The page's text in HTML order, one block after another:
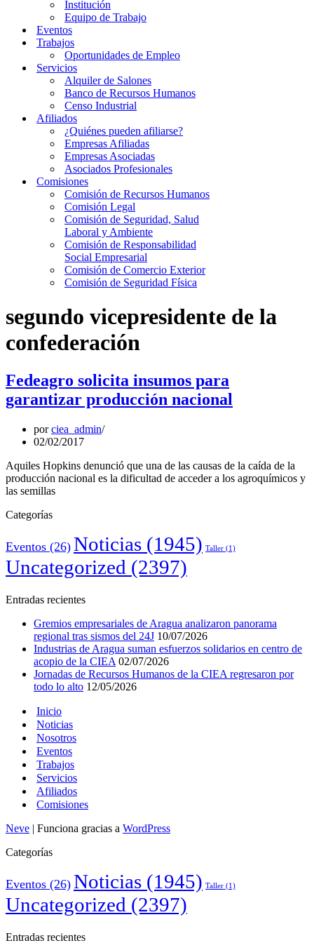
Institución
Equipo de Trabajo
Eventos
Trabajos
Oportunidades de Empleo
Servicios
Alquiler de Salones
Banco de Recursos Humanos
Censo Industrial
Afiliados
¿Quiénes pueden afiliarse?
Empresas Afiliadas
Empresas Asociadas
Asociados Profesionales
Comisiones
Comisión de Recursos Humanos
Comisión Legal
Comisión de Seguridad, Salud
Laboral y Ambiente
Comisión de Responsabilidad
Social Empresarial
Comisión de Comercio Exterior
Comisión de Seguridad Física
segundo vicepresidente de la
confederación
Fedeagro solicita insumos para
garantizar producción nacional
porciea_admin
02/02/2017
Aquiles Hopkins denunció que una de las causas de la caída de la
producción nacional es la dificultad de acceder a los agroquímicos y
las semillas
Categorías
Eventos (26) Noticias (1945) Taller (1)
Uncategorized (2397)
Entradas recientes
Gremios empresariales de Aragua analizaron panorama
regional tras sismos del 24J 10/07/2026
Industrias de Aragua suman esfuerzos solidarios en centro de
acopio de la CIEA 02/07/2026
Jornadas de Recursos Humanos de la CIEA regresaron por
todo lo alto 12/05/2026
Inicio
Noticias
Nosotros
Eventos
Trabajos
Servicios
Afiliados
Comisiones
Neve | Funciona gracias a WordPress
Categorías
Eventos (26) Noticias (1945) Taller (1)
Uncategorized (2397)
Entradas recientes